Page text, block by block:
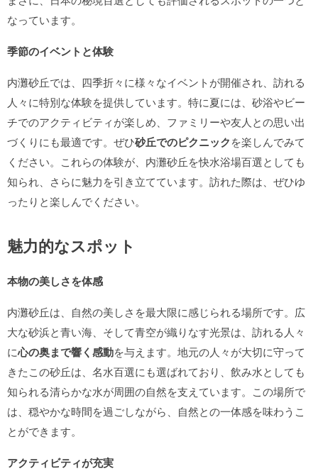
なっています。
季節のイベントと体験
内灘砂丘では、四季折々に様々なイベントが開催され、訪れる
人々に特別な体験を提供しています。特に夏には、砂浴やビー
チでのアクティビティが楽しめ、ファミリーや友人との思い出
づくりにも最適です。ぜひ砂丘でのピクニックを楽しんでみて
ください。これらの体験が、内灘砂丘を快水浴場百選としても
知られ、さらに魅力を引き立てています。訪れた際は、ぜひゆ
ったりと楽しんでください。
魅力的なスポット
本物の美しさを体感
内灘砂丘は、自然の美しさを最大限に感じられる場所です。広
大な砂浜と青い海、そして青空が織りなす光景は、訪れる人々
に心の奥まで響く感動を与えます。地元の人々が大切に守って
きたこの砂丘は、名水百選にも選ばれており、飲み水としても
知られる清らかな水が周囲の自然を支えています。この場所で
は、穏やかな時間を過ごしながら、自然との一体感を味わうこ
とができます。
アクティビティが充実